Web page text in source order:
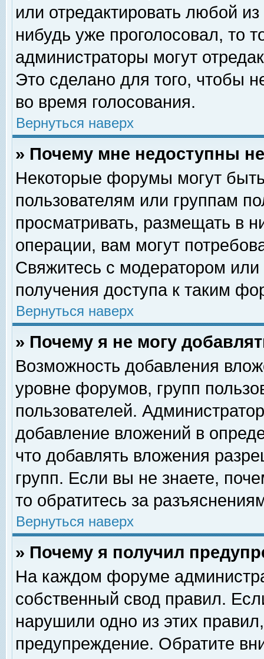
или отредактировать любой
нибудь уже проголосовал, то
администраторы могут
Это сделано для того, чтобы
во время голосования.
Вернуться наверх
» Почему мне недоступны
Некоторые форумы могут
пользователям или группам
просматривать, размещать в
операции, вам могут
Свяжитесь с модератором
получения доступа к таким
Вернуться наверх
» Почему я не могу
Возможность добавления
уровне форумов, групп
пользователей.
добавление вложений в
что добавлять вложения
групп. Если вы не знаете,
то обратитесь за
Вернуться наверх
» Почему я получил
На каждом форуме
собственный свод правил.
нарушили одно из этих
предупреждение. Обратите